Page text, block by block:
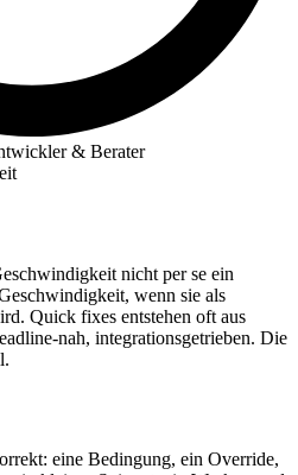
& Berater
nicht per se ein
wenn sie als
Quick fixes entstehen oft aus
nah, integrationsgetrieben. Die
eine Bedingung, ein Override,